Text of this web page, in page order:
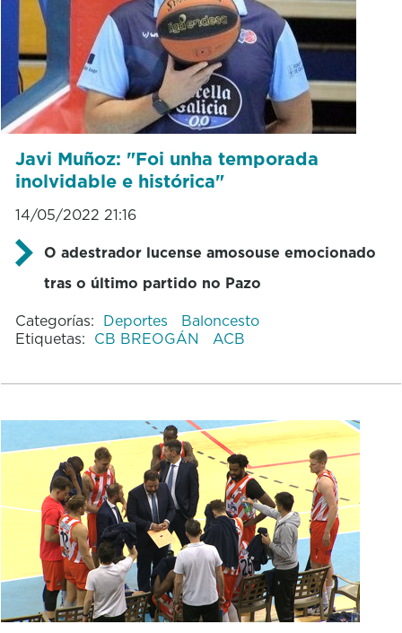
Javi Muñoz: "Foi unha temporada
inolvidable e histórica"
14/05/2022 21:16
O adestrador lucense amosouse emocionado
tras o último partido no Pazo
Categorías: Deportes
Baloncesto
Etiquetas: CB BREOGÁN ACB